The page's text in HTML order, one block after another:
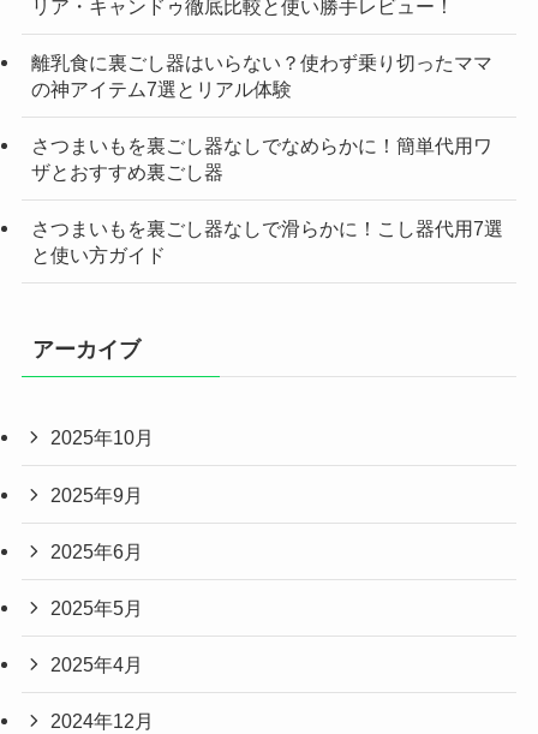
リア・キャンドゥ徹底比較と使い勝手レビュー！
離乳食に裏ごし器はいらない？使わず乗り切ったママ
の神アイテム7選とリアル体験
さつまいもを裏ごし器なしでなめらかに！簡単代用ワ
ザとおすすめ裏ごし器
さつまいもを裏ごし器なしで滑らかに！こし器代用7選
と使い方ガイド
アーカイブ
2025年10月
2025年9月
2025年6月
2025年5月
2025年4月
2024年12月